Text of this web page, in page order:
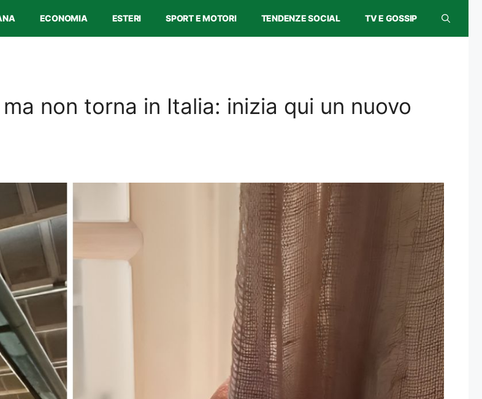
ECONOMIA ESTERI SPORT E MOTORI TENDENZE SOCIAL TV E GOSSIP
non torna in Italia: inizia qui un nuovo